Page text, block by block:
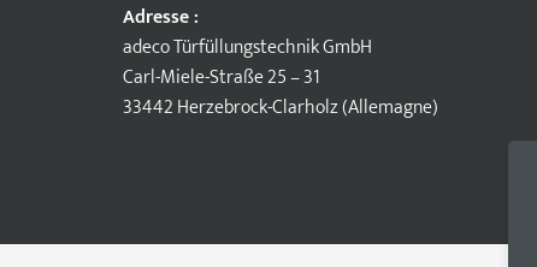
Adresse :
adeco Türfüllungstechnik GmbH
Carl-Miele-Straße 25 – 31
33442 Herzebrock-Clarholz (Allemagne)